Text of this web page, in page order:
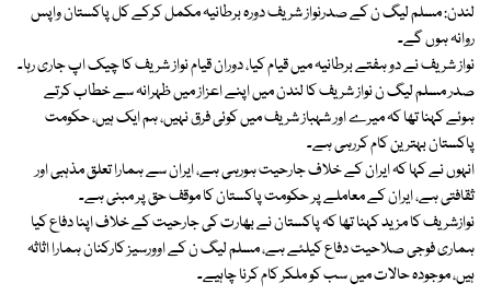
لندن: مسلم لیگ ن کے صدرنواز شریف دورہ برطانیہ مکمل کرکے کل پاکستان واپس
روانہ ہوں گے۔
نواز شریف نے دو ہفتے برطانیہ میں قیام کیا، دوران قیام نواز شریف کا چیک اپ جاری رہا۔
صدر مسلم لیگ ن نواز شریف کا لندن میں اپنے اعزاز میں ظہرانہ سے خطاب کرتے
ہوئے کہنا تھا کہ میرے اور شہباز شریف میں کوئی فرق نہیں، ہم ایک ہیں، حکومت
پاکستان بہترین کام کررہی ہے۔
انہوں نے کہا کہ ایران کے خلاف جارحیت ہورہی ہے، ایران سے ہمارا تعلق مذہبی اور
ثقافتی ہے، ایران کے معاملے پر حکومت پاکستان کا موقف حق پر مبنی ہے۔
نوازشریف کا مزید کہنا تھا کہ پاکستان نے بھارت کی جارحیت کے خلاف اپنا دفاع کیا
ہماری فوجی صلاحیت دفاع کیلئے ہے، مسلم لیگ ن کے اوورسیز کارکنان ہمارا اثاثہ
ہیں، موجودہ حالات میں سب کو ملکر کام کرنا چاہیے۔